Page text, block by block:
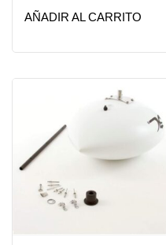
AÑADIR AL CARRITO